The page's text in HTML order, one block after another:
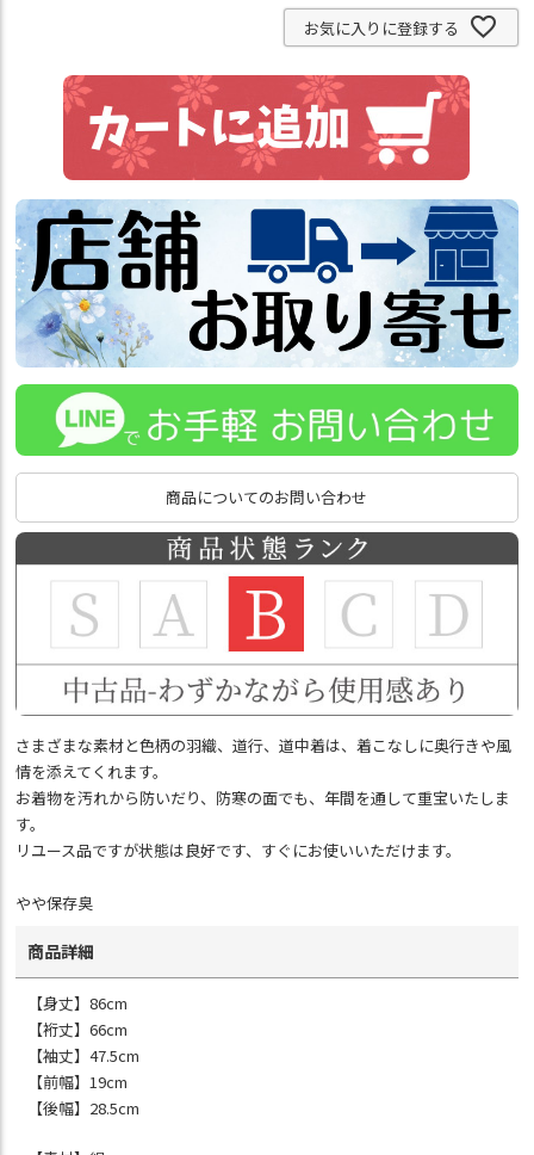
お気に入りに登録する
商品についてのお問い合わせ
さまざまな素材と色柄の羽織、道行、道中着は、着こなしに奥行きや風
情を添えてくれます。
お着物を汚れから防いだり、防寒の面でも、年間を通して重宝いたしま
す。
リユース品ですが状態は良好です、すぐにお使いいただけます。
やや保存臭
商品詳細
【身丈】86cm
【裄丈】66cm
【袖丈】47.5cm
【前幅】19cm
【後幅】28.5cm